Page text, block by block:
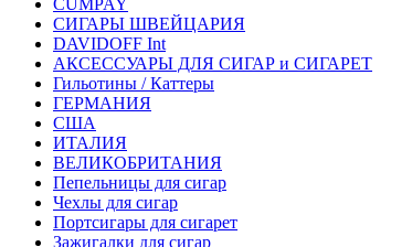
СИГАРЫ ШВЕЙЦАРИЯ
DAVIDOFF Int
АКСЕССУАРЫ ДЛЯ СИГАР и СИГАРЕТ
Гильотины / Каттеры
ГЕРМАНИЯ
США
ИТАЛИЯ
ВЕЛИКОБРИТАНИЯ
Пепельницы для сигар
Чехлы для сигар
Портсигары для сигарет
Зажигалки для сигар